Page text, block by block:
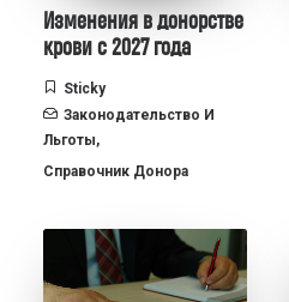
Изменения в донорстве
крови с 2027 года
Sticky
Законодательство И
Льготы,
Справочник Донора